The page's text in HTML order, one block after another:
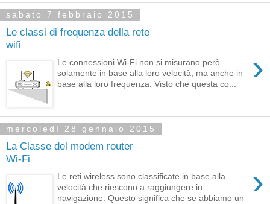
sabato 7 febbraio 2015
Le classi di frequenza della rete
wifi
›
Le connessioni Wi-Fi non si misurano però
solamente in base alla loro velocità, ma anche in
base alla loro frequenza. Visto che questa co...
mercoledì 28 gennaio 2015
La Classe del modem router
Wi-Fi
›
Le reti wireless sono classificate in base alla
velocità che riescono a raggiungere in
navigazione. Questo significa che se abbiamo un